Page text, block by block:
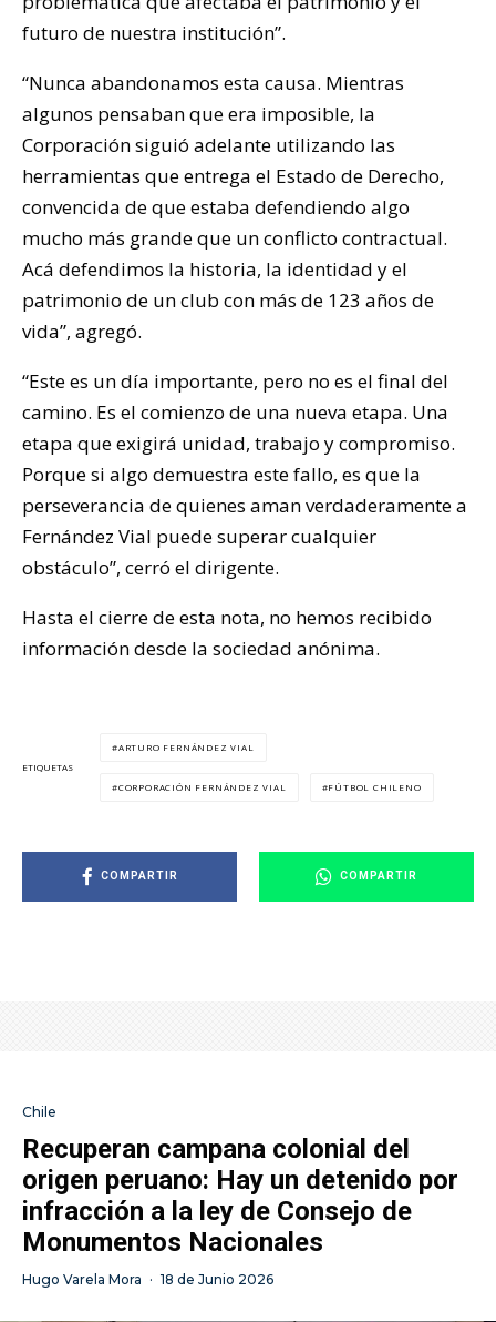
futuro de nuestra institución”.
“Nunca abandonamos esta causa. Mientras
algunos pensaban que era imposible, la
Corporación siguió adelante utilizando las
herramientas que entrega el Estado de Derecho,
convencida de que estaba defendiendo algo
mucho más grande que un conflicto contractual.
Acá defendimos la historia, la identidad y el
patrimonio de un club con más de 123 años de
vida”, agregó.
“Este es un día importante, pero no es el final del
camino. Es el comienzo de una nueva etapa. Una
etapa que exigirá unidad, trabajo y compromiso.
Porque si algo demuestra este fallo, es que la
perseverancia de quienes aman verdaderamente a
Fernández Vial puede superar cualquier
obstáculo”, cerró el dirigente.
Hasta el cierre de esta nota, no hemos recibido
información desde la sociedad anónima.
ETIQUETAS
ARTURO FERNÁNDEZ VIAL
CORPORACIÓN FERNÁNDEZ VIAL FÚTBOL CHILENO
COMPARTIR COMPARTIR
Chile
Recuperan campana colonial del
origen peruano: Hay un detenido por
infracción a la ley de Consejo de
Monumentos Nacionales
Hugo Varela Mora · 18 de Junio 2026